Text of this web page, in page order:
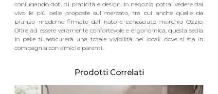
coniugando doti di praticità e design. In negozio potrai vedere dal
vivo le più belle proposte sul mercato, tra cui anche quelle da
pranzo moderne firmate dal noto e conosciuto marchio Ozzio.
Oltre ad essere veramente confortevole e ergonomica, questa sedia
in pelle ti assicurerà una totale vivibilità nei locali dove si sta in
compagnia con amici e parenti.
Prodotti Correlati